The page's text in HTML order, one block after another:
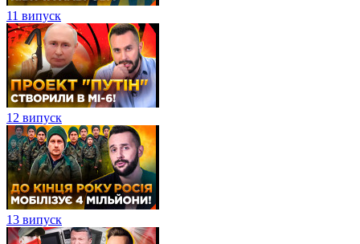
11 випуск
12 випуск
13 випуск